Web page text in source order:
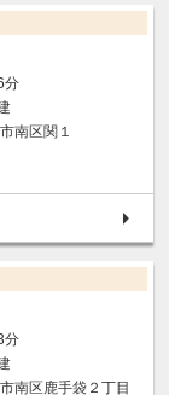
分
南区関１
分
南区鹿手袋２丁目